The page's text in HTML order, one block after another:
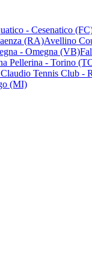
- Cesenatico
(RA)Avellino
- Omegna (VB)
Pellerina - Torino
Tennis Club -
(MI)